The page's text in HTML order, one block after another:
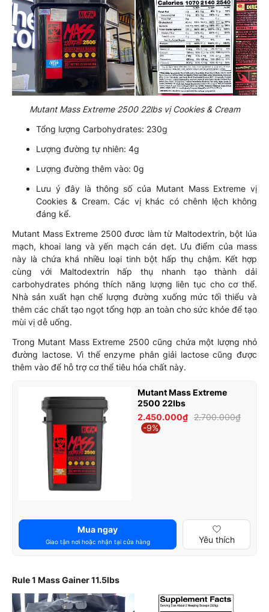
Mutant Mass Extreme 2500 22lbs vị Cookies & Cream
Tổng lượng Carbohydrates: 230g
Lượng đường tự nhiên: 4g
Lượng đường thêm vào: 0g
Lưu ý đây là thông số của Mutant Mass Extreme vị
Cookies & Cream. Các vị khác có chênh lệch không
đáng kể.
Mutant Mass Extreme 2500 đươc làm từ Maltodextrin, bột lúa
mạch, khoai lang và yến mạch cán dẹt. Ưu điểm của mass
này là chứa khá nhiều loại tinh bột hấp thụ chậm. Kết hợp
cùng với Maltodextrin hấp thụ nhanh tạo thành dải
carbohydrates phóng thích năng lượng liên tục cho cơ thể.
Nhà sản xuất hạn chế lượng đường xuống mức tối thiểu và
thêm các chất tạo ngọt tổng hợp an toàn cho sức khỏe để tạo
mùi vị dễ uống.
Trong Mutant Mass Extreme 2500 cũng chứa một lượng nhỏ
đường lactose. Vì thế enzyme phân giải lactose cũng được
thêm vào để hỗ trợ cơ thể tiêu hóa chất này.
Mutant Mass Extreme
2500 22lbs
2.450.000₫ 2.700.000₫
-9%
Mua ngay
Giao tận nơi hoặc nhận tại cửa hàng Yêu thích
Rule 1 Mass Gainer 11.5lbs